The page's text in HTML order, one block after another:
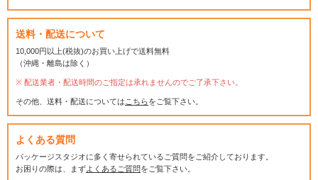
送料・配送について
10,000円以上(税抜)のお買い上げで送料無料
（沖縄・離島は除く）
配送業者・配送時間のご指定は承れませんのでご了承下さい。
その他、送料・配送については こちらをご覧下さい。
よくある質問
パッケージスタジオに多く寄せられているご質問をご紹介しております。
お困りの際は、まずよくあるご質問をご覧下さい。